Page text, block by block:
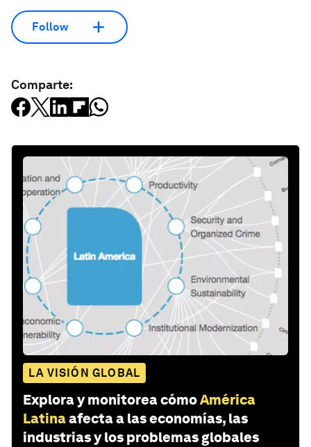
Follow
Comparte:
LA VISIÓN GLOBAL
Explora y monitorea cómoAmérica
Latinaafecta a las economías, las
industrias y los problemas globales